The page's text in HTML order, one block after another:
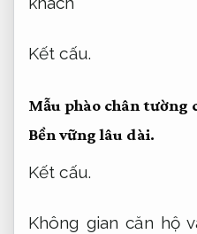
Kết cấu.
Mẫu phào chân tường
Bền vững lâu dài.
Kết cấu.
Không gian căn hộ